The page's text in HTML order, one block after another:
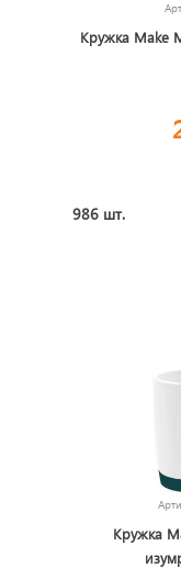
Кружка Make
986 шт.
Кружка